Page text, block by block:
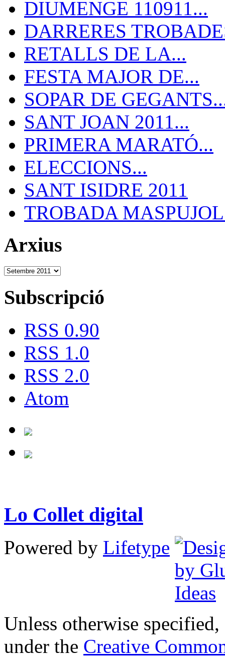
DIUMENGE 110911...
DARRERES
RETALLS DE LA...
FESTA MAJOR DE...
SOPAR DE
SANT JOAN 2011...
PRIMERA MARATÓ...
ELECCIONS...
SANT ISIDRE 2011
TROBADA
Arxius
Subscripció
RSS 0.90
RSS 1.0
RSS 2.0
Atom
Lo Collet digital
Powered by Lifetype
Unless otherwise
under the Creative